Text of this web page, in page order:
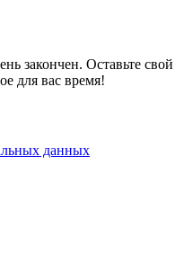
закончен. Оставьте свой
для вас время!
данных